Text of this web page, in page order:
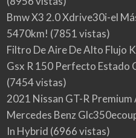
Bmw X3 2.0 Xdrive30i-el
5470km! (7851 vistas)
Filtro De Aire De Alto Flujo
Gsx R 150 Perfecto Estado
(7454 vistas)
2021 Nissan GT-R Premium
Mercedes Benz
In Hybrid (6966 vistas)